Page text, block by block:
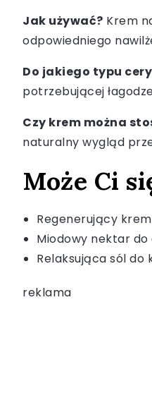
Jak używać? Krem
odpowiedniego
Do jakiego typu
potrzebującej
Czy krem można
naturalny wygląd
Może Ci
Regenerujący
Miodowy nektar do
Relaksująca sól do
reklama